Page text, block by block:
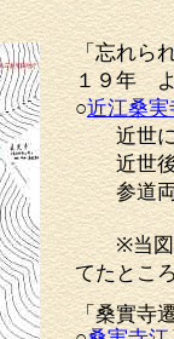
「忘れら
１９年
○近江桑
近世に入
近世後
参道両脇
※当図で
てたとこ
「桑實寺